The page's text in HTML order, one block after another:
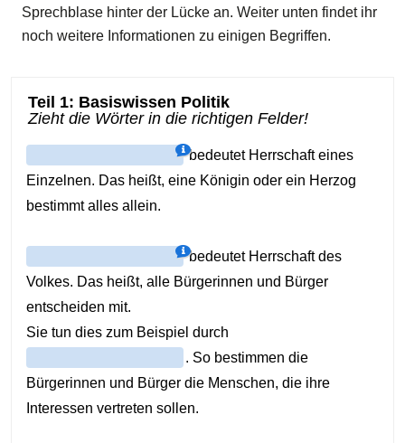
Sprechblase hinter der Lücke an. Weiter unten findet ihr
noch weitere Informationen zu einigen Begriffen.